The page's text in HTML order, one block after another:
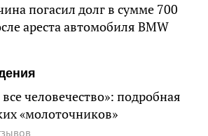
погасил долг в сумме 700
ареста автомобиля BMW
человечество»: подробная
«молоточников»